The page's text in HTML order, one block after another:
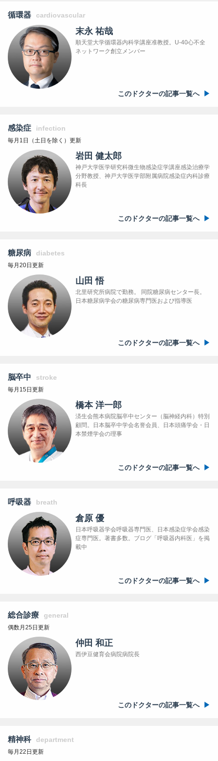
循環器 cardiovascular
末永 祐哉
順天堂大学循環器内科学講座准教授。U-40心不全
ネットワーク創立メンバー
このドクターの記事一覧へ
感染症 infection
毎月1日（土日を除く）更新
岩田 健太郎
神戸大学医学研究科微生物感染症学講座感染治療学
分野教授、神戸大学医学部附属病院感染症内科診療
科長
このドクターの記事一覧へ
糖尿病 diabetes
毎月20日更新
山田 悟
北里研究所病院で勤務。 同院糖尿病センター長。
日本糖尿病学会の糖尿病専門医および指導医
このドクターの記事一覧へ
脳卒中 stroke
毎月15日更新
橋本 洋一郎
済生会熊本病院脳卒中センター（脳神経内科）特別
顧問。日本脳卒中学会名誉会員、日本頭痛学会・日
本禁煙学会の理事
このドクターの記事一覧へ
呼吸器 breath
倉原 優
日本呼吸器学会呼吸器専門医、日本感染症学会感染
症専門医。著書多数。ブログ「呼吸器内科医」を掲
載中
このドクターの記事一覧へ
総合診療 general
偶数月25日更新
仲田 和正
西伊豆健育会病院病院長
このドクターの記事一覧へ
精神科 department
毎月22日更新